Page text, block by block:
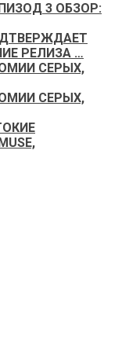
3 ОБЗОР:
РЕЛИЗА …
СЕРЫХ,
СЕРЫХ,